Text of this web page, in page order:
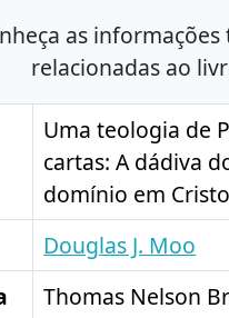
as informações
relacionadas ao
Uma teologia de
cartas: A dádiva
domínio em Cristo
Douglas J. Moo
Thomas Nelson